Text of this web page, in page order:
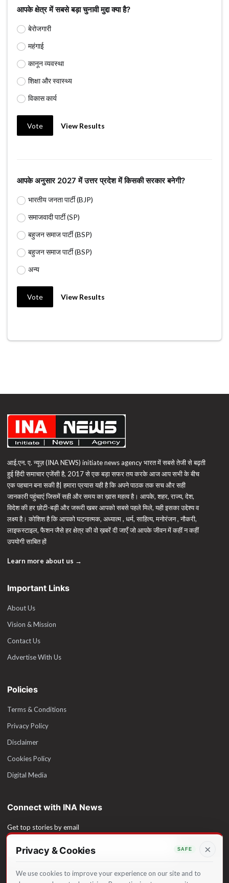
आपके क्षेत्र में सबसे बड़ा चुनावी मुद्दा क्या है?
बेरोजगारी
महंगाई
कानून व्यवस्था
शिक्षा और स्वास्थ्य
विकास कार्य
Vote View Results
आपके अनुसार 2027 में उत्तर प्रदेश में किसकी सरकार बनेगी?
भारतीय जनता पार्टी (BJP)
समाजवादी पार्टी (SP)
बहुजन समाज पार्टी (BSP)
बहुजन समाज पार्टी (BSP)
अन्य
Vote View Results
आई.एन. ए. न्यूज़ (INA NEWS) initiate news agency भारत में सबसे तेजी से बढ़ती
हुई हिंदी समाचार एजेंसी है, 2017 से एक बड़ा सफर तय करके आज आप सभी के बीच
एक पहचान बना सकी है| हमारा प्रयास यही है कि अपने पाठक तक सच और सही
जानकारी पहुंचाएं जिसमें सही और समय का ख़ास महत्व है। आपके, शहर, राज्य, देश,
विदेश की हर छोटी-बड़ी और जरूरी खबर आपको सबसे पहले मिले, यही इसका उद्देश्य व
लक्ष्य है। कोशिश है कि आपको घटनात्मक, अध्यात्म , धर्म, साहित्य, मनोरंजन , नौकरी,
लाइफस्टाइल, फैशन जैसे हर क्षेत्र की वो ख़बरें दी जाएँ जो आपके जीवन में कहीं न कहीं
उपयोगी साबित हों
Learn more about us →
Important Links
About Us
Vision & Mission
Contact Us
Advertise With Us
Policies
Terms & Conditions
Privacy Policy
Disclaimer
Cookies Policy
Digital Media
Connect with INA News
Get top stories by email
Subscribe
×
We use cookies to improve your experience on our site and to